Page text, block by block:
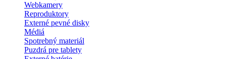
Webkamery
Reproduktory
Externé pevné disky
Médiá
Spotrebný materiál
Puzdrá pre tablety